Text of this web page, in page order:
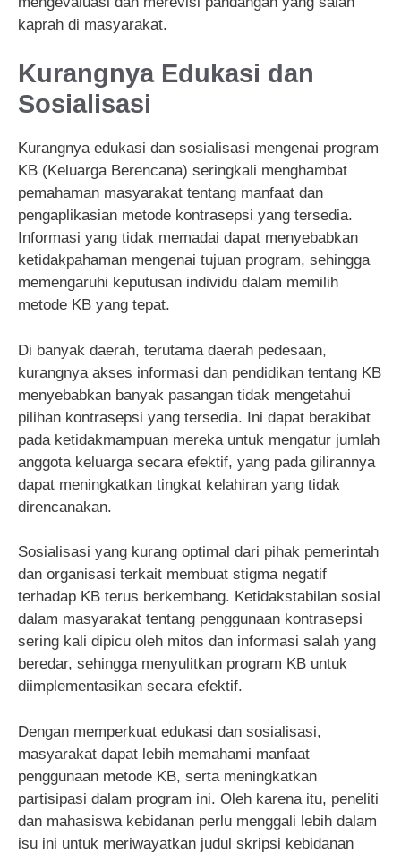
kaprah di masyarakat.
Kurangnya Edukasi dan
Sosialisasi
Kurangnya edukasi dan sosialisasi mengenai program
KB (Keluarga Berencana) seringkali menghambat
pemahaman masyarakat tentang manfaat dan
pengaplikasian metode kontrasepsi yang tersedia.
Informasi yang tidak memadai dapat menyebabkan
ketidakpahaman mengenai tujuan program, sehingga
memengaruhi keputusan individu dalam memilih
metode KB yang tepat.
Di banyak daerah, terutama daerah pedesaan,
kurangnya akses informasi dan pendidikan tentang KB
menyebabkan banyak pasangan tidak mengetahui
pilihan kontrasepsi yang tersedia. Ini dapat berakibat
pada ketidakmampuan mereka untuk mengatur jumlah
anggota keluarga secara efektif, yang pada gilirannya
dapat meningkatkan tingkat kelahiran yang tidak
direncanakan.
Sosialisasi yang kurang optimal dari pihak pemerintah
dan organisasi terkait membuat stigma negatif
terhadap KB terus berkembang. Ketidakstabilan sosial
dalam masyarakat tentang penggunaan kontrasepsi
sering kali dipicu oleh mitos dan informasi salah yang
beredar, sehingga menyulitkan program KB untuk
diimplementasikan secara efektif.
Dengan memperkuat edukasi dan sosialisasi,
masyarakat dapat lebih memahami manfaat
penggunaan metode KB, serta meningkatkan
partisipasi dalam program ini. Oleh karena itu, peneliti
dan mahasiswa kebidanan perlu menggali lebih dalam
isu ini untuk meriwayatkan judul skripsi kebidanan